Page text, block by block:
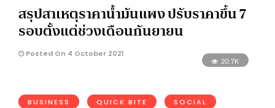
สรุปสาเหตุราคาน้ำมันแพง ปรับราคาขึ้น 7
รอบตั้งแต่ช่วงเดือนกันยายน
Posted On 4 October 2021
20.7K
BUSINESS QUICK BITE SOCIAL